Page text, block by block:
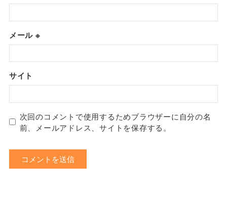
メール ※
サイト
次回のコメントで使用するためブラウザーに自分の名
前、メールアドレス、サイトを保存する。